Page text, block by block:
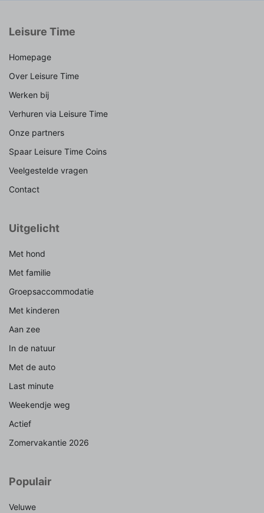
Leisure Time
Homepage
Over Leisure Time
Werken bij
Verhuren via Leisure Time
Onze partners
Spaar Leisure Time Coins
Veelgestelde vragen
Contact
Uitgelicht
Met hond
Met familie
Groepsaccommodatie
Met kinderen
Aan zee
In de natuur
Met de auto
Last minute
Weekendje weg
Actief
Zomervakantie 2026
Populair
Veluwe